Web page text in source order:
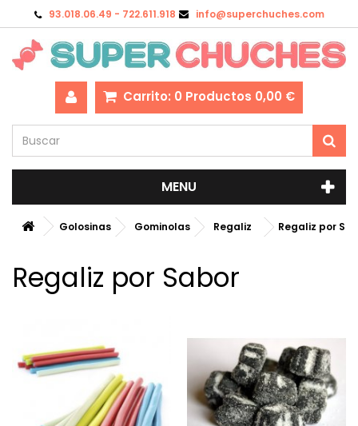
93.018.06.49 - 722.611.918 info@superchuches.com
Carrito: 0 Productos 0,00 €
MENU
Golosinas Gominolas Regaliz Regaliz por
Regaliz por Sabor